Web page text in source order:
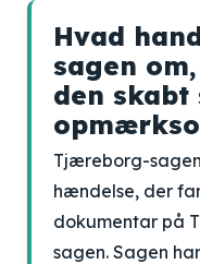
Hvad
sagen
den skabt
Tjæreborg-
hændelse, der
dokumentar på
sagen. Sagen